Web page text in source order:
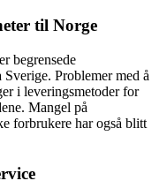
til Norge
begrensede
Problemer med å
i leveringsmetoder for
Mangel på
forbrukere har også blitt